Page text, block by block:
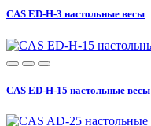
CAS ED-H-3 настольные весы
CAS ED-H-15 настольные весы